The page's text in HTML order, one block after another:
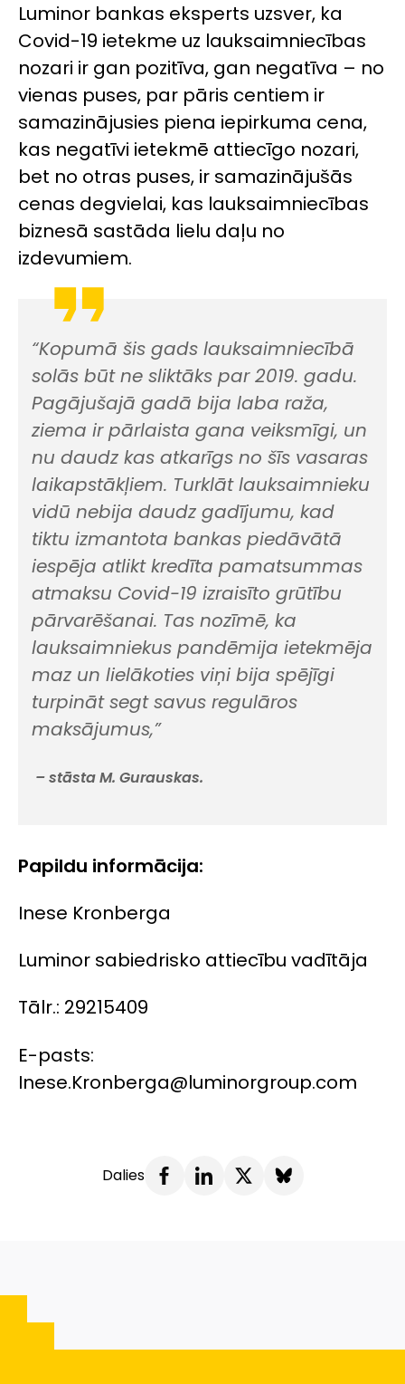
Luminor bankas eksperts uzsver, ka
Covid-19 ietekme uz lauksaimniecības
nozari ir gan pozitīva, gan negatīva – no
vienas puses, par pāris centiem ir
samazinājusies piena iepirkuma cena,
kas negatīvi ietekmē attiecīgo nozari,
bet no otras puses, ir samazinājušās
cenas degvielai, kas lauksaimniecības
biznesā sastāda lielu daļu no
izdevumiem.
“Kopumā šis gads lauksaimniecībā
solās būt ne sliktāks par 2019. gadu.
Pagājušajā gadā bija laba raža,
ziema ir pārlaista gana veiksmīgi, un
nu daudz kas atkarīgs no šīs vasaras
laikapstākļiem. Turklāt lauksaimnieku
vidū nebija daudz gadījumu, kad
tiktu izmantota bankas piedāvātā
iespēja atlikt kredīta pamatsummas
atmaksu Covid-19 izraisīto grūtību
pārvarēšanai. Tas nozīmē, ka
lauksaimniekus pandēmija ietekmēja
maz un lielākoties viņi bija spējīgi
turpināt segt savus regulāros
maksājumus,”
– stāsta M. Gurauskas.
Papildu informācija:
Inese Kronberga
Luminor sabiedrisko attiecību vadītāja
Tālr.: 29215409
E-pasts:
Inese.Kronberga@luminorgroup.com
Dalies